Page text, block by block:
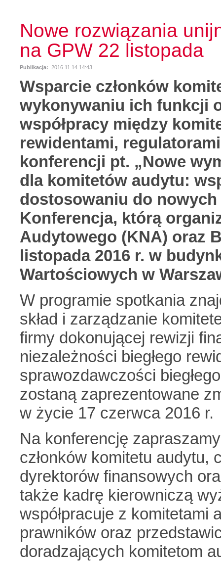
Nowe rozwiązania
na GPW 22 listopada
Publikacja: 2016.11.14 14:43
Wsparcie członków
wykonywaniu ich funkcji
współpracy między
rewidentami,
konferencji pt. „Nowe
dla komitetów audytu:
dostosowaniu do
Konferencja, którą
Audytowego (KNA) oraz
listopada 2016 r. w
Wartościowych w
W programie spotkania
skład i zarządzanie
firmy dokonującej rewizji
niezależności biegłego
sprawozdawczości
zostaną zaprezentowane
w życie 17 czerwca 2016 r.
Na konferencję
członków komitetu audytu,
dyrektorów finansowych
także kadrę kierowniczą
współpracuje z komitetami
prawników oraz
doradzających komitetom